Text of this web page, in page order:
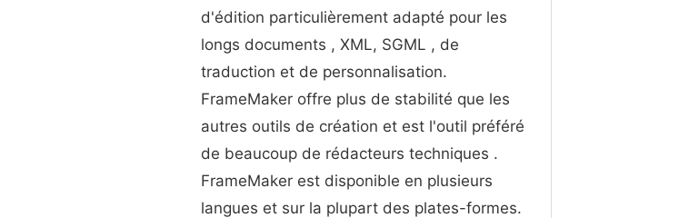
d'édition particulièrement adapté pour les
longs documents , XML, SGML , de
traduction et de personnalisation.
FrameMaker offre plus de stabilité que les
autres outils de création et est l'outil préféré
de beaucoup de rédacteurs techniques .
FrameMaker est disponible en plusieurs
langues et sur ​​la plupart des plates-formes.